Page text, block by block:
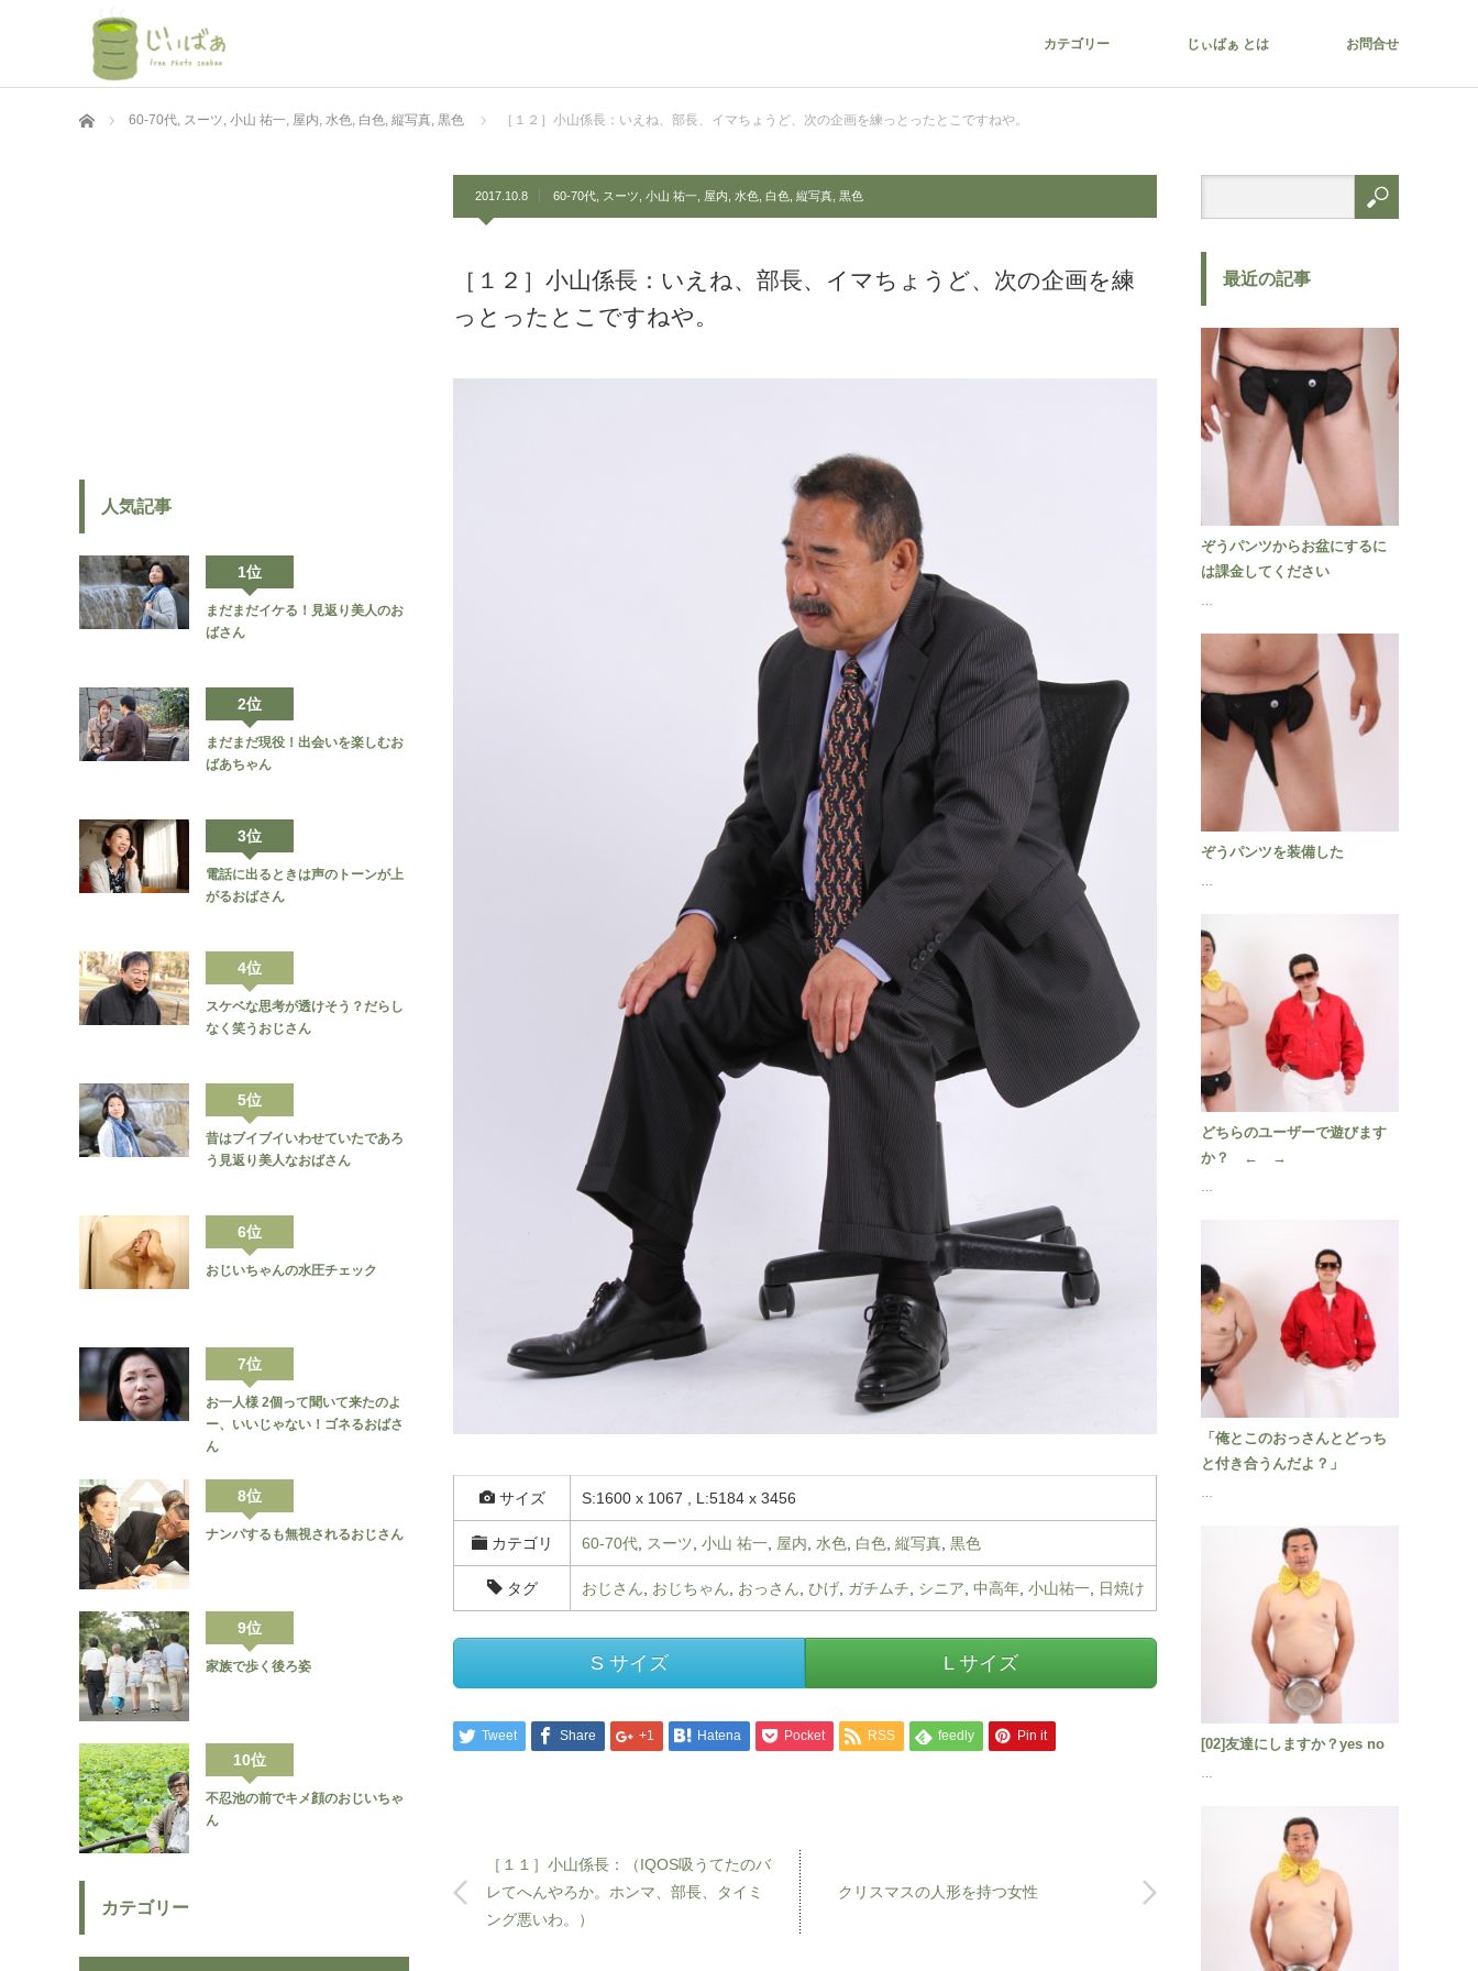
カテゴリー じぃばぁ とは お問合せ
ホーム 60-70代, スーツ, 小山 祐一, 屋内, 水色, 白色, 縦写真, 黒色 ［１２］小山係長：いえね、部長、イマちょうど、次の企画を練っとったとこですねや。
2017.10.8 60-70代 スーツ 小山 祐一 屋内 水色 白色 縦写真 黒色
［１２］小山係長：いえね、部長、イマちょうど、次の企画を練
っとったとこですねや。
サイズ S:1600 x 1067 , L:5184 x 3456
カテゴリ 60-70代 スーツ 小山 祐一 屋内 水色 白色 縦写真 黒色
タグ おじさん おじちゃん おっさん ひげ ガチムチ シニア 中高年 小山祐一 日焼け
S サイズ L サイズ
Tweet Share +1 Hatena Pocket RSS feedly Pin it
［１１］小山係長：（IQOS吸うてたのバ
レてへんやろか。ホンマ、部長、タイミ
ング悪いわ。）
クリスマスの人形を持つ女性
人気記事
1位
まだまだイケる！見返り美人のお
ばさん
2位
まだまだ現役！出会いを楽しむお
ばあちゃん
3位
電話に出るときは声のトーンが上
がるおばさん
4位
スケベな思考が透けそう？だらし
なく笑うおじさん
5位
昔はブイブイいわせていたであろ
う見返り美人なおばさん
6位
おじいちゃんの水圧チェック
7位
お一人様 2個って聞いて来たのよ
ー、いいじゃない！ゴネるおばさ
ん
8位
ナンパするも無視されるおじさん
9位
家族で歩く後ろ姿
10位
不忍池の前でキメ顔のおじいちゃ
ん
カテゴリー
最近の記事
ぞうパンツからお盆にするに
は課金してください
ぞうパンツを装備した
どちらのユーザーで遊びます
か？ ← →
「俺とこのおっさんとどっち
と付き合うんだよ？」
[02]友達にしますか？yes no